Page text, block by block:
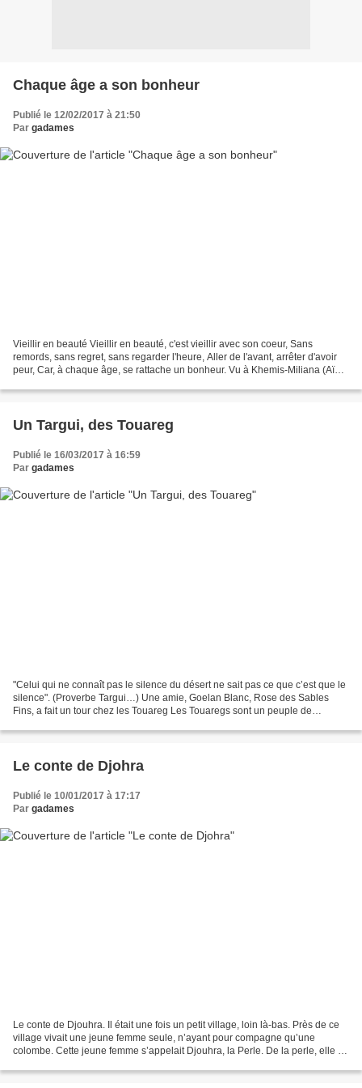
Chaque âge a son bonheur
Publié le 12/02/2017 à 21:50
Par gadames
Vieillir en beauté Vieillir en beauté, c'est vieillir avec son coeur, Sans
remords, sans regret, sans regarder l'heure, Aller de l'avant, arrêter d'avoir
peur, Car, à chaque âge, se rattache un bonheur. Vu à Khemis-Miliana (Aïn
Un Targui, des Touareg
Publié le 16/03/2017 à 16:59
Par gadames
"Celui qui ne connaît pas le silence du désert ne sait pas ce que c’est que le
silence". (Proverbe Targui…) Une amie, Goelan Blanc, Rose des Sables
Fins, a fait un tour chez les Touareg Les Touaregs sont un peuple de
Le conte de Djohra
Publié le 10/01/2017 à 17:17
Par gadames
Le conte de Djouhra. Il était une fois un petit village, loin là-bas. Près de ce
village vivait une jeune femme seule, n’ayant pour compagne qu’une
colombe. Cette jeune femme s’appelait Djouhra, la Perle. De la perle, elle en